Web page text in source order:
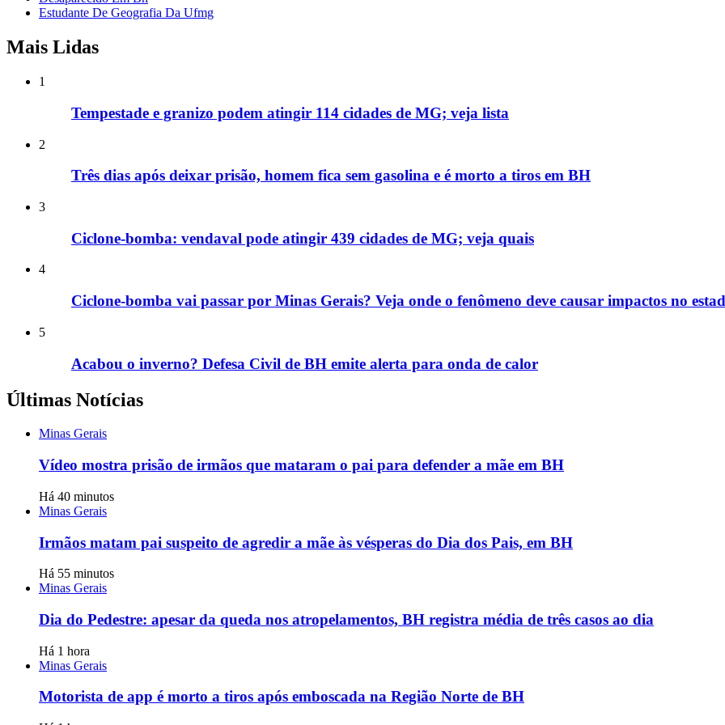
Estudante De Geografia Da Ufmg
Mais Lidas
1
Tempestade e granizo podem atingir 114 cidades de MG; veja lista
2
Três dias após deixar prisão, homem fica sem gasolina e é morto a tiros em BH
3
Ciclone-bomba: vendaval pode atingir 439 cidades de MG; veja quais
4
Ciclone-bomba vai passar por Minas Gerais? Veja onde o fenômeno deve causar impactos no
5
Acabou o inverno? Defesa Civil de BH emite alerta para onda de calor
Últimas Notícias
Minas Gerais
Vídeo mostra prisão de irmãos que mataram o pai para defender a mãe em BH
Há 40 minutos
Minas Gerais
Irmãos matam pai suspeito de agredir a mãe às vésperas do Dia dos Pais, em BH
Há 55 minutos
Minas Gerais
Dia do Pedestre: apesar da queda nos atropelamentos, BH registra média de três casos ao dia
Há 1 hora
Minas Gerais
Motorista de app é morto a tiros após emboscada na Região Norte de BH